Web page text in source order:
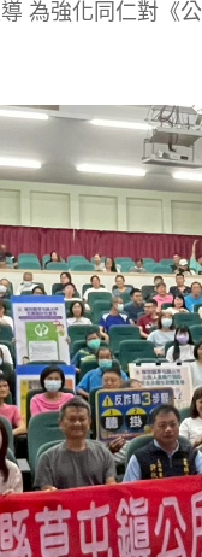
為強化同仁對《